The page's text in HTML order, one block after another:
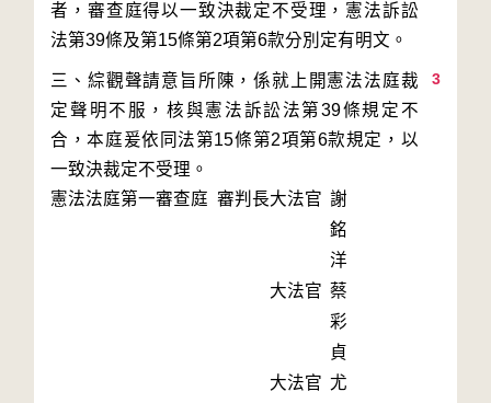
者，審查庭得以一致決裁定不受理，憲法訴訟
3
三、綜觀聲請意旨所陳，係就上開憲法法庭裁
定聲明不服，核與憲法訴訟法第39條規定不
合，本庭爰依同法第15條第2項第6款規定，以
一致決裁定不受理。
憲法法庭第一審查庭 審判長大法官 謝
銘
洋
大法官 蔡
彩
貞
大法官 尤